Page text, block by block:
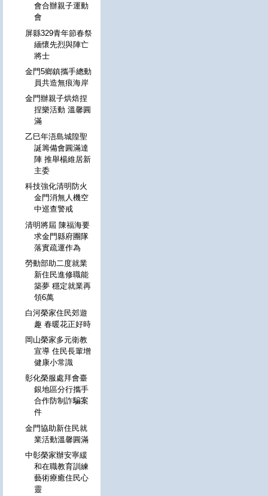
會合辦親子運動
會
屏縣329青年節春祭
緬懷先烈與陣亡
將士
金門5鄉鎮攜手總動
員共造無痕海岸
金門辦親子烘焙捏
捏樂活動 溫馨圓
滿
乙巳年浯島城隍聖
誕籌備會圓滿達
陣 推舉楊維居新
主委
科技強化清明防火
金門消無人機空
中巡查警戒
清明將屆 陳福海要
求金門縣府團隊
落實疏運作為
勞動部助二度就業
新住民進修職能
築夢 穩定就業再
領6萬
白河榮家住民郊遊
趣 春暖花正好時
岡山榮家多元衛教
宣導 住民長輩增
健康小常識
彰化榮服處拜會臺
銀地區分行攜手
合作防制詐騙案
件
金門協助新住民就
業活動溫馨圓滿
中彰榮家辦安寧緩
和在職教育訓練
藝術療癒住民心
靈